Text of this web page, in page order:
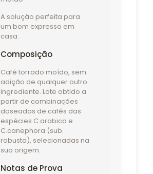
A solução perfeita para
um bom expresso em
casa.
Composição
Café torrado moído, sem
adição de qualquer outro
ingrediente. Lote obtido a
partir de combinações
doseadas de cafés das
espécies C.arabica e
C.canephora (sub.
robusta), selecionadas na
sua origem.
Notas de Prova